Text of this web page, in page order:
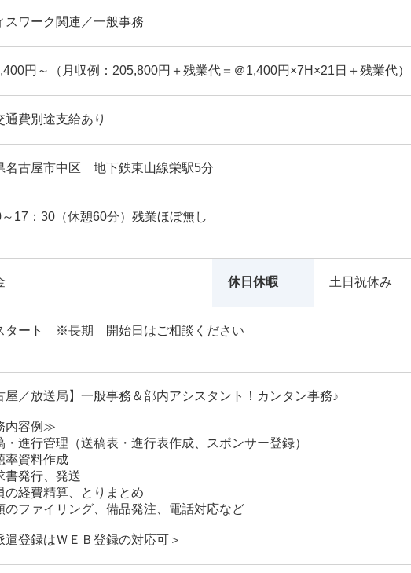
スワーク関連／一般事務
円～（月収例：205,800円＋残業代＝＠1,400円×7H×21日＋残業代）
通費別途支給あり
名古屋市中区 地下鉄東山線栄駅5分
17：30（休憩60分）残業ほぼ無し
休日休暇 土日祝休み
タート ※長期 開始日はご相談ください
屋／放送局】一般事務＆部内アシスタント！カンタン事務♪
内容例≫
・進行管理（送稿表・進行表作成、スポンサー登録）
率資料作成
書発行、発送
の経費精算、とりまとめ
のファイリング、備品発注、電話対応など
登録はＷＥＢ登録の対応可＞